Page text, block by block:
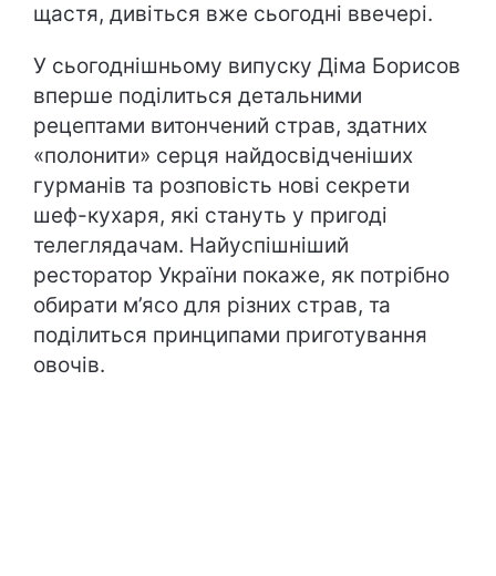
щастя, дивіться вже сьогодні ввечері.
У сьогоднішньому випуску Діма Борисов
вперше поділиться детальними
рецептами витончений страв, здатних
«полонити» серця найдосвідченіших
гурманів та розповість нові секрети
шеф-кухаря, які стануть у пригоді
телеглядачам. Найуспішніший
ресторатор України покаже, як потрібно
обирати м’ясо для різних страв, та
поділиться принципами приготування
овочів.